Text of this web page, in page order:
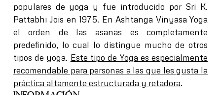
populares de yoga y fue introducido por Sri K.
Pattabhi Jois en 1975. En Ashtanga Vinyasa Yoga
el orden de las asanas es completamente
predefinido, lo cual lo distingue mucho de otros
tipos de yoga. Este tipo de Yoga es especialmente
recomendable para personas a las que les gusta la
práctica altamente estructurada y retadora.